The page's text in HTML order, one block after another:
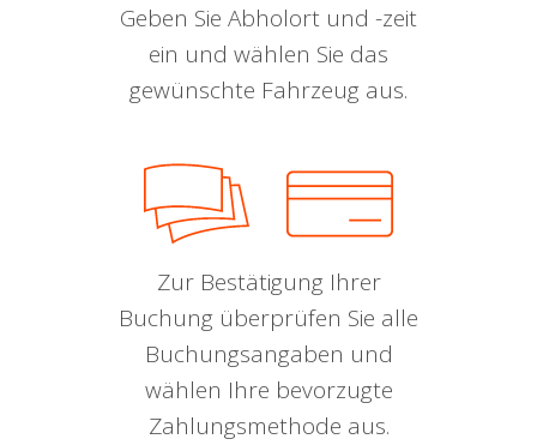
Geben Sie Abholort und -zeit
ein und wählen Sie das
gewünschte Fahrzeug aus.
Zur Bestätigung Ihrer
Buchung überprüfen Sie alle
Buchungsangaben und
wählen Ihre bevorzugte
Zahlungsmethode aus.